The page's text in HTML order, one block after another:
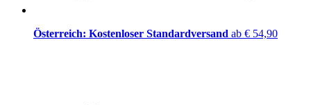
Österreich: Kostenloser Standardversand ab € 54,90